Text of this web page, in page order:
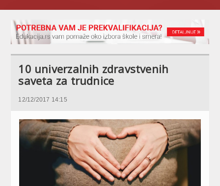
10 univerzalnih zdravstvenih
saveta za trudnice
12/12/2017 14:15